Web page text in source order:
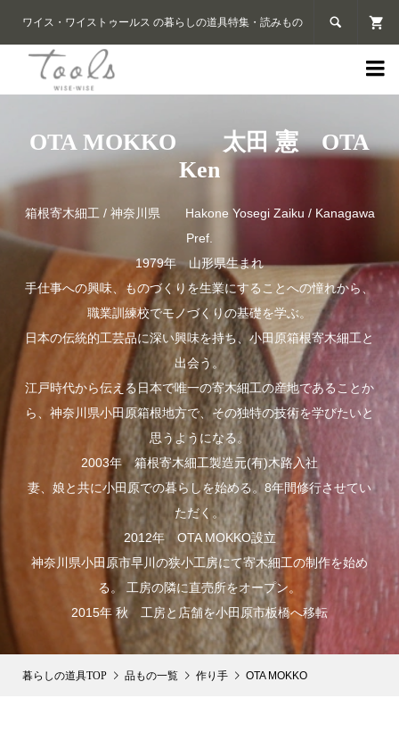
ワイス・ワイストゥールス の暮らしの道具特集・読みもの 

OTA MOKKO 太田 憲 OTA
Ken
箱根寄木細工 / 神奈川県 Hakone Yosegi Zaiku / Kanagawa
Pref.
1979年 山形県生まれ
手仕事への興味、ものづくりを生業にすることへの憧れから、
職業訓練校でモノづくりの基礎を学ぶ。
日本の伝統的工芸品に深い興味を持ち、小田原箱根寄木細工と
出会う。
江戸時代から伝える日本で唯一の寄木細工の産地であることか
ら、神奈川県小田原箱根地方で、その独特の技術を学びたいと
思うようになる。
2003年 箱根寄木細工製造元(有)木路入社
妻、娘と共に小田原での暮らしを始める。8年間修行させてい
ただく。
2012年 OTA MOKKO設立
神奈川県小田原市早川の狭小工房にて寄木細工の制作を始め
る。 工房の隣に直売所をオープン。
2015年 秋 工房と店舗を小田原市板橋へ移転
品もの一覧 作り手 OTA MOKKO